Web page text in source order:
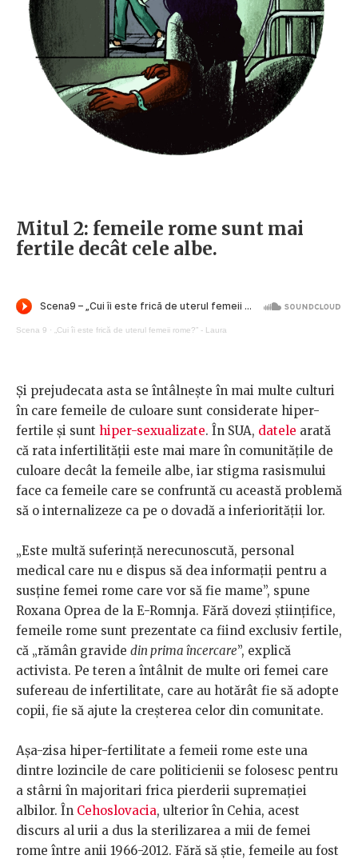
Mitul 2: femeile rome sunt mai
fertile decât cele albe.
Scena 9 · „Cui îi este frică de uterul femeii rome?” - Laura
Și prejudecata asta se întâlnește în mai multe culturi
în care femeile de culoare sunt considerate hiper-
fertile și sunt hiper-sexualizate. În SUA, datele arată
că rata infertilității este mai mare în comunitățile de
culoare decât la femeile albe, iar stigma rasismului
face ca femeile care se confruntă cu această problemă
să o internalizeze ca pe o dovadă a inferiorității lor.
„Este multă suferință nerecunoscută, personal
medical care nu e dispus să dea informații pentru a
susține femei rome care vor să fie mame”, spune
Roxana Oprea de la E-Romnja. Fără dovezi științifice,
femeile rome sunt prezentate ca fiind exclusiv fertile,
că „rămân gravide din prima încercare”, explică
activista. Pe teren a întâlnit de multe ori femei care
sufereau de infertilitate, care au hotărât fie să adopte
copii, fie să ajute la creșterea celor din comunitate.
Așa-zisa hiper-fertilitate a femeii rome este una
dintre lozincile de care politicienii se folosesc pentru
a stârni în majoritari frica pierderii supremației
albilor. În Cehoslovacia, ulterior în Cehia, acest
discurs al urii a dus la sterilizarea a mii de femei
rome între anii 1966-2012. Fără să știe, femeile au fost